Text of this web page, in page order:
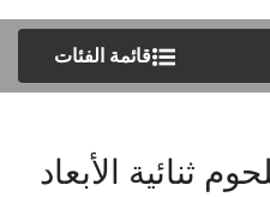
قائمة الفئات
ثنائية الأبعاد